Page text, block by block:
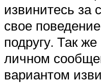
извинитесь за
свое
подругу. Так
личном
вариантом